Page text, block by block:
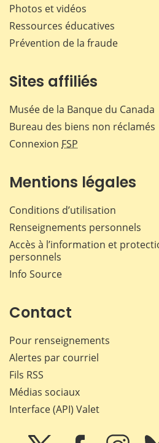
Photos et vidéos
Ressources éducatives
Prévention de la fraude
Sites affiliés
Musée de la Banque du Canada
Bureau des biens non réclamés
Connexion FSP
Mentions légales
Conditions d’utilisation
Renseignements personnels
Accès à l’information et
personnels
Info Source
Contact
Pour renseignements
Alertes par courriel
Fils RSS
Médias sociaux
Interface (API) Valet